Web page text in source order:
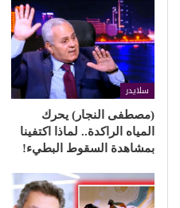
سلايدر
(مصطفى النجار) يحرك
المياه الراكدة.. لماذا اكتفينا
بمشاهدة السقوط البطيء!